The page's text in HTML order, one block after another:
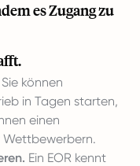
es Zugang zu
Sie können
in Tagen starten,
einen
Ein EOR kennt